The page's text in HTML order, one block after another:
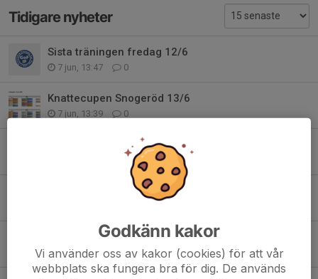
Tidigare nyheter
Sista träningen fredag 12/6
7 jun, 13:47 0
Knattecupen Snogeröd 13/6
7 jun, 13:39 0
Spelschema knattecupen Hörby 17/5
0
Parkering Stehag 10/5
10 maj, 08:05 0
Godkänn kakor
Vi använder oss av kakor (cookies) för att vår
webbplats ska fungera bra för dig. De används